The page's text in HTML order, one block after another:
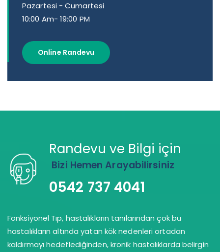
Pazartesi - Cumartesi
10:00 Am- 19:00 PM
Online Randevu
Randevu ve Bilgi için
Bizi Hemen Arayabilirsiniz
0542 737 4041
Fonksiyonel Tıp, hastalıkların tanılarından çok bu
hastalıkların altında yatan kök nedenleri ortadan
kaldırmayı hedeflediğinden, kronik hastalıklarda belirgin